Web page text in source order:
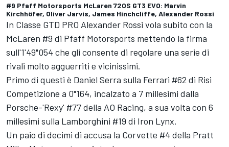
#9 Pfaff Motorsports McLaren 720S GT3 EVO: Marvin
Kirchhöfer, Oliver Jarvis, James Hinchcliffe, Alexander Rossi
In Classe GTD PRO Alexander Rossi vola subito con la
McLaren #9 di Pfaff Motorsports mettendo la firma
sull'1'49"054 che gli consente di regolare una serie di
rivali molto agguerriti e vicinissimi.
Primo di questi è Daniel Serra sulla Ferrari #62 di Risi
Competizione a 0"164, incalzato a 7 millesimi dalla
Porsche-'Rexy' #77 della AO Racing, a sua volta con 6
millesimi sulla Lamborghini #19 di Iron Lynx.
Un paio di decimi di accusa la Corvette #4 della Pratt